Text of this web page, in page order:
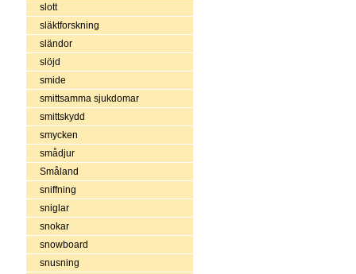
slott
släktforskning
sländor
slöjd
smide
smittsamma sjukdomar
smittskydd
smycken
smådjur
Småland
sniffning
sniglar
snokar
snowboard
snusning